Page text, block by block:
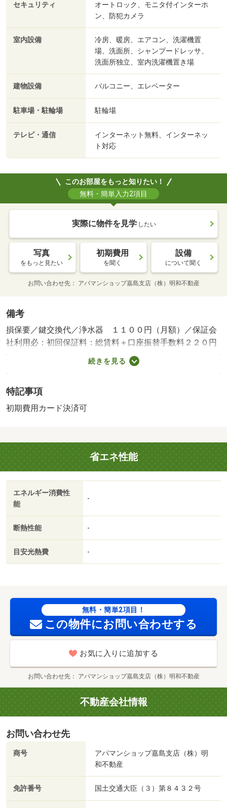
セキュリティ
オートロック、モニタ付インターホ
ン、防犯カメラ
室内設備
冷房、暖房、エアコン、洗濯機置
場、洗面所、シャンプードレッサ、
洗面所独立、室内洗濯機置き場
建物設備 バルコニー、エレベーター
駐車場・駐輪場 駐輪場
テレビ・通信
インターネット無料、インターネッ
ト対応
このお部屋をもっと知りたい！
無料・簡単入力2項目
実際に物件を見学 したい
写真
をもっと見たい
初期費用
を聞く
設備
について聞く
お問い合わせ先 アパマンショップ嘉島支店（株）明和不動産
備考
損保要／鍵交換代／浄水器 １１００円（月額）／保証会
社利用必：初回保証料：総賃料＋口座振替手数料２２０円
（税込）×８０％、学生プラン１０，０００円／顔認証設
定料２，２００円 保証会社：ジェイリースｏｒアルファ
シャワー付洗面台／ＴＶインターホン／オートロック／室
内洗濯置／シューズボックス／システムキッチン／エレベ
ト使用料不要／敷金・礼金不要／保証会社利用可／ＩＴ重
説 対応物件／初期費用カード決済可／肥後大津駅（その
他）まで７５８ｍ／イオン大津（ショッピングセンター）
まで５１９ｍ／大津町役場（その他）まで１０１１ｍ／セ
ントラル病院（病院）まで１０２３ｍ／くろかわクリニッ
ク（病院）まで１０２３ｍ／大津町おおづ図書館（図書
続きを見る
特記事項
初期費用カード決済可
省エネ性能
エネルギー消費性
能
-
断熱性能 -
目安光熱費 -
無料・簡単2項目！
この物件にお問い合わせする
お気に入りに追加する
お問い合わせ先 アパマンショップ嘉島支店（株）明和不動産
不動産会社情報
お問い合わせ先
商号
アパマンショップ嘉島支店（株）明
和不動産
免許番号 国土交通大臣（３）第８４３２号